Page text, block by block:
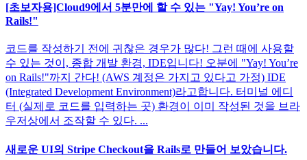
[초보자용]Cloud9에서 5분만에 할 수 있는 "Yay! You’re on
Rails!"
코드를 작성하기 전에 귀찮은 경우가 많다! 그런 때에 사용할
수 있는 것이, 종합 개발 환경, IDE입니다! 오분에 "Yay! You’re
on Rails!"까지 간다! (AWS 계정은 가지고 있다고 가정) IDE
(Integrated Development Environment)라고합니다. 터미널 에디
터 (실제로 코드를 입력하는 곳) 환경이 이미 작성된 것을 브라
우저상에서 조작할 수 있다. ...
새로운 UI의 Stripe Checkout을 Rails로 만들어 보았습니다.